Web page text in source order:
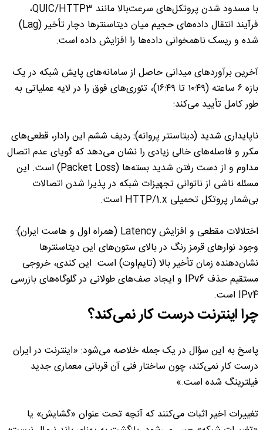
با مسدود شدن پروتکل‌های سرعت‌بالا مانند QUIC/HTTP3،
فرآیند انتقال داده‌های حجیم میان دیتاسنترها دچار تأخیر (Lag)
شده و ریسک ناهمخوانی داده‌ها را افزایش داده است.
آخرین برآوردهای میدانی حاصل از سامانه‌های پایش شبکه در یک
بازه ۶ ساعته (۱۰:۴۹ تا ۱۶:۴۹)، تئوری‌های فوق را در لایه عملیاتی به
طور کامل تأیید می‌کند:
ناپایداری شدید (دیتاسنتر پروانه): ردیف ششم این رادار، قطعی‌های
مکرر و فاصله‌های خالی زیادی را نشان می‌دهد که گویای عدم اتصال
مداوم و از دست رفتن شدید بسته‌ها (Packet Loss) است. این
مسئله ناشی از ناتوانی تجهیزات شبکه در پذیرا شدن اتصالات
بی‌شمار پروتکل تحمیلی HTTP/1.x است.
اختلالات مقطعی و افزایش Latency (همراه اول و هاست ایران):
وجود نوارهای قرمز رنگ در بالای ستون‌های این دیتاسنترها
نشان‌دهنده زمان تأخیر بالا (تایم‌اوت) است. این کندی، خروجی
مستقیم حذف IPv6 و ایجاد صف‌های طولانی در گلوگاه‌های بازرسی
IPv4 است.
چرا اینترنت درست کار نمی‌کند؟
پاسخ به این سؤال در یک جمله خلاصه می‌شود: «اینترنت در ایران
درست کار نمی‌کند، چون ساختار فنی آن قربانی معماری جدید
فیلترینگ شده است.»
تغییرات اخیر اثبات می‌کنند که آنچه تحت عنوان «گشایش» یا